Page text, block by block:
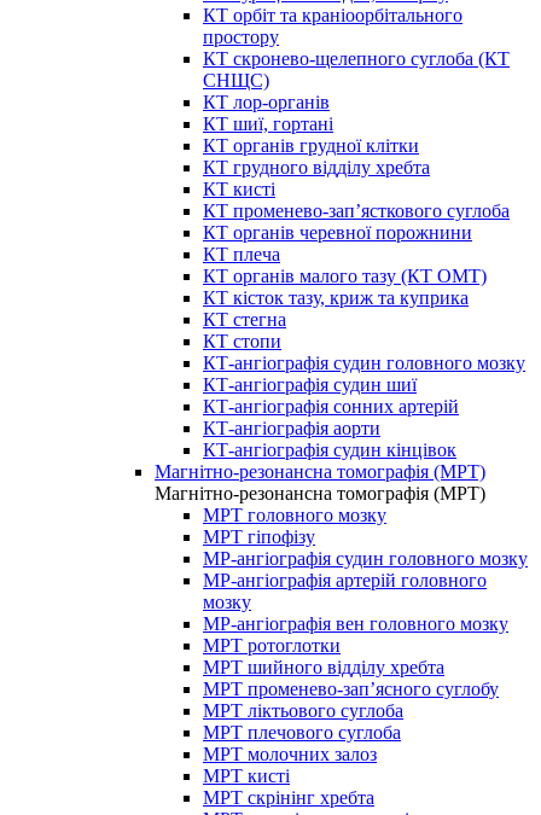
КТ орбіт та краніоорбітального
простору
КТ скронево-щелепного суглоба (КТ
СНЩС)
КТ лор-органів
КТ шиї, гортані
КТ органів грудної клітки
КТ грудного відділу хребта
КТ кисті
КТ променево-зап’ясткового суглоба
КТ органів черевної порожнини
КТ плеча
КТ органів малого тазу (КТ ОМТ)
КТ кісток тазу, криж та куприка
КТ стегна
КТ стопи
КТ-ангіографія судин головного мозку
КТ-ангіографія судин шиї
КТ-ангіографія сонних артерій
КТ-ангіографія аорти
КТ-ангіографія судин кінцівок
Магнітно-резонансна томографія (МРТ)
Магнітно-резонансна томографія (МРТ)
МРТ головного мозку
МРТ гіпофізу
МР-ангіографія судин головного мозку
МР-ангіографія артерій головного
мозку
МР-ангіографія вен головного мозку
МРТ ротоглотки
МРТ шийного відділу хребта
МРТ променево-зап’ясного суглобу
МРТ ліктьового суглоба
МРТ плечового суглоба
МРТ молочних залоз
МРТ кисті
МРТ скрінінг хребта